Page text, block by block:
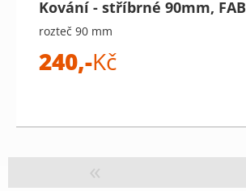
Kování - stříbrné 90mm, FAB
rozteč 90 mm
240,-Kč
«